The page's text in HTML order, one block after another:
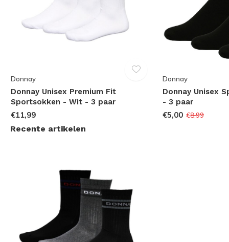
Donnay
Donnay Unisex Premium Fit
Sportsokken - Wit - 3 paar
€11,99
Donnay
Donnay Unisex
- 3 paar
€5,00 €8,99
Recente artikelen